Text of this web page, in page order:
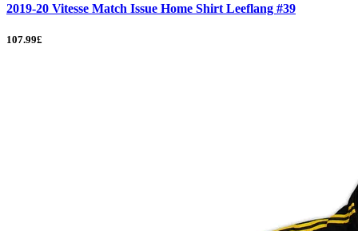
2019-20 Vitesse Match Issue Home Shirt Leeflang #39
107.99£